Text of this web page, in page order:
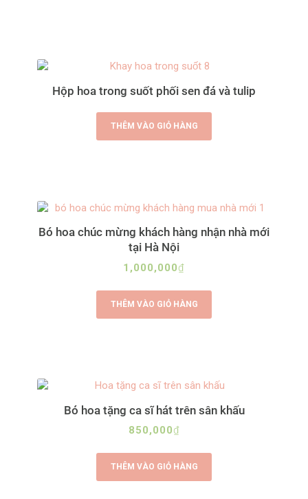
Hộp hoa trong suốt phối sen đá và tulip
THÊM VÀO GIỎ HÀNG
Bó hoa chúc mừng khách hàng nhận nhà mới
tại Hà Nội
1,000,000₫
THÊM VÀO GIỎ HÀNG
Bó hoa tặng ca sĩ hát trên sân khấu
850,000₫
THÊM VÀO GIỎ HÀNG